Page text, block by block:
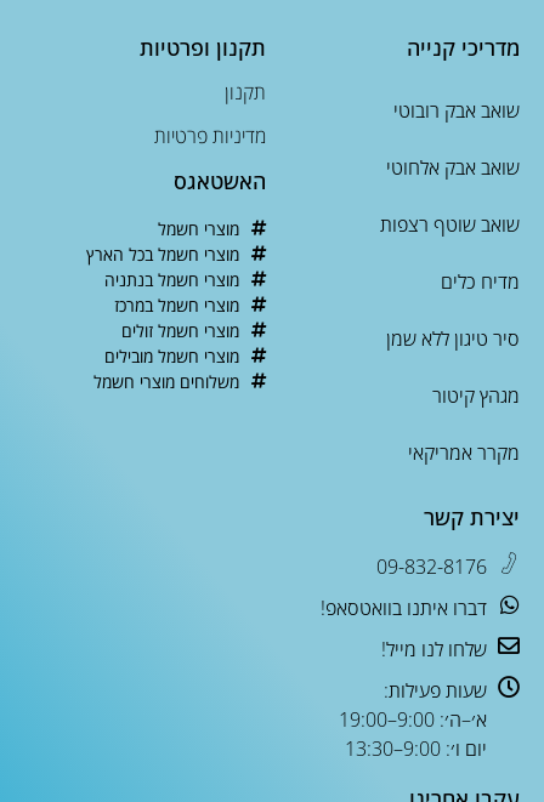
מדריכי קנייה
שואב אבק רובוטי
שואב אבק אלחוטי
שואב שוטף רצפות
מדיח כלים
סיר טיגון ללא שמן
מגהץ קיטור
מקרר אמריקאי
תקנון ופרטיות
תקנון
מדיניות פרטיות
האשטאגס
מוצרי חשמל
מוצרי חשמל בכל הארץ
מוצרי חשמל בנתניה
מוצרי חשמל במרכז
מוצרי חשמל זולים
מוצרי חשמל מובילים
משלוחים מוצרי חשמל
יצירת קשר
09-832-8176
דברו איתנו בוואטסאפ!
שלחו לנו מייל!
שעות פעילות:
א׳–ה׳: 9:00–19:00
יום ו׳: 9:00–13:30
עקבו אחרינו